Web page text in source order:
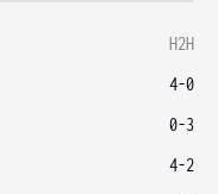
H2H
4-0
0-3
4-2